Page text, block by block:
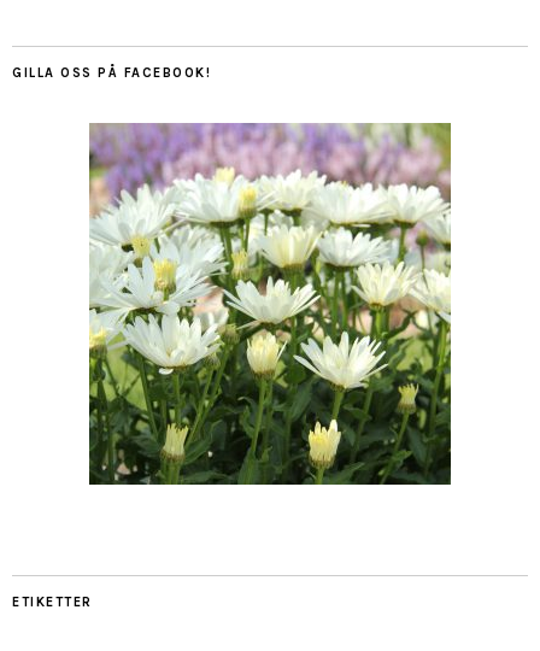
GILLA OSS PÅ FACEBOOK!
ETIKETTER